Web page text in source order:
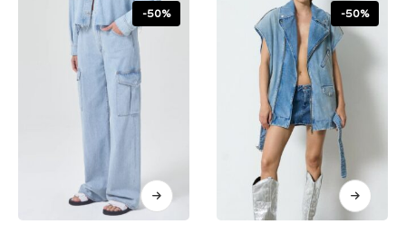
-50% -50%